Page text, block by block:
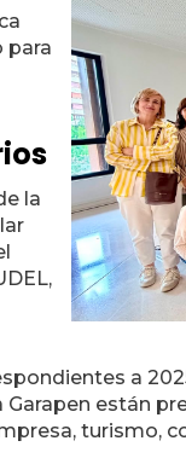
para
la
a
están
turismo,